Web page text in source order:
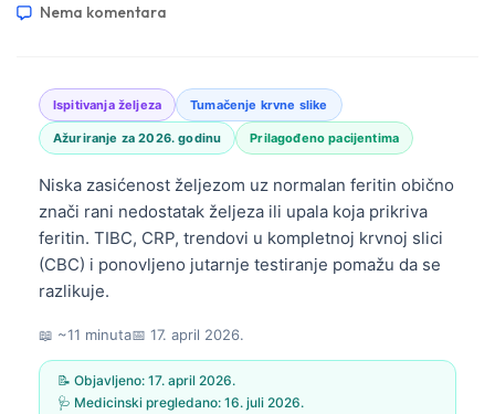
Nema komentara
Ispitivanja željeza Tumačenje krvne slike
Ažuriranje za 2026. godinu Prilagođeno pacijentima
Niska zasićenost željezom uz normalan feritin obično
znači rani nedostatak željeza ili upala koja prikriva
feritin. TIBC, CRP, trendovi u kompletnoj krvnoj slici
(CBC) i ponovljeno jutarnje testiranje pomažu da se
razlikuje.
📖 ~11 minuta📅 17. april 2026.
📝 Objavljeno: 17. april 2026.
🩺 Medicinski pregledano: 16. juli 2026.